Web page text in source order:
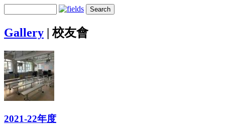
Gallery |校友會
2021-22年度